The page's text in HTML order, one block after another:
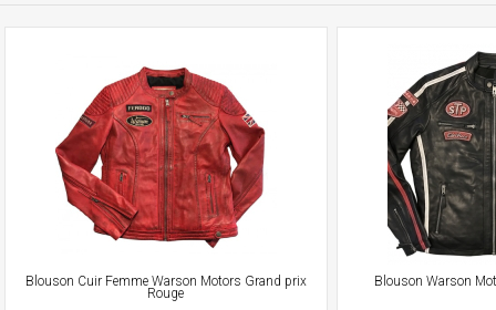
Blouson Cuir Femme Warson Motors Grand prix
Rouge
Blouson Warson